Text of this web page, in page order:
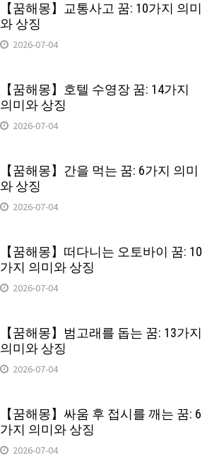
【꿈해몽】교통사고 꿈: 10가지 의미
와 상징
2026-07-04
【꿈해몽】호텔 수영장 꿈: 14가지
의미와 상징
2026-07-04
【꿈해몽】간을 먹는 꿈: 6가지 의미
와 상징
2026-07-04
【꿈해몽】떠다니는 오토바이 꿈: 10
가지 의미와 상징
2026-07-04
【꿈해몽】범고래를 돕는 꿈: 13가지
의미와 상징
2026-07-04
【꿈해몽】싸움 후 접시를 깨는 꿈: 6
가지 의미와 상징
2026-07-04